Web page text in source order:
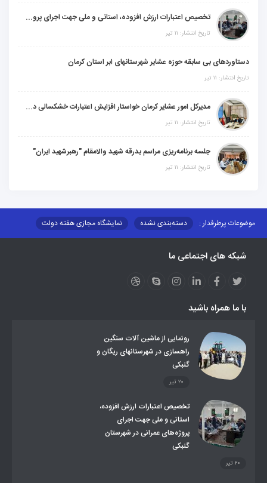
تخصیص اعتبارات ارزش افزوده، استانی و ملی جهت اجرای پروژه‌های عمرانی در شهرستان گنبکی
تاریخ انتشار: ۱۱ تیر
دستاوردهای بی سابقه حوزه عشایر شهرستانهای ابر استان کرمان
تاریخ انتشار: ۱۱ تیر
مدیرکل امور عشایر کرمان خواستار افزایش اعتبارات خشکسالی در سال جدید شد
تاریخ انتشار: ۱۱ تیر
جلسه برنامه‌ریزی مراسم بدرقه شهید والامقام "رهبرشهید ایران"
تاریخ انتشار: ۱۱ تیر
موضوعات پرطرفدار : دسته‌بندی نشده
نمایشگاه مجازی هفته دولت
مزایدات و مناقصات
محتوای کانون توسعه
عملکردها
عشایر استان
طرح و برنامه
روند ساماندهی عشایر داوطلب اسکان
تشکیلات اداری
شبکه های اجتماعی ما
با ما همراه باشید
رونمایی از ماشین آلات سنگین
راهسازی در شهرستانهای ریگان و
گنبکی
۲۰ تیر
تخصیص اعتبارات ارزش افزوده،
استانی و ملی جهت اجرای
پروژه‌های عمرانی در شهرستان
گنبکی
۲۰ تیر